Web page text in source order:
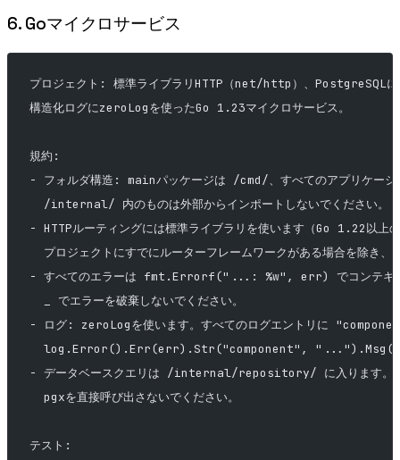
6. Goマイクロサービス
プロジェクト: 標準ライブラリHTTP（net/http）、PostgreSQL
構造化ログにzeroLogを使ったGo 1.23マイクロサービス。
規約:
- フォルダ構造: mainパッケージは /cmd/、すべてのアプリケ
  /internal/ 内のものは外部からインポートしないでください。
- HTTPルーティングには標準ライブラリを使います（Go 1.22以上
プロジェクトにすでにルーターフレームワークがある場合を除き、
- すべてのエラーは fmt.Errorf("...: %w", err) でコンテキス
  _ でエラーを破棄しないでください。
- ログ: zeroLogを使います。すべてのログエントリに
log.Error().Err(err).Str("component",
- データベースクエリは /internal/repository/ に入ります。ハ
  pgxを直接呼び出さないでください。
テスト: